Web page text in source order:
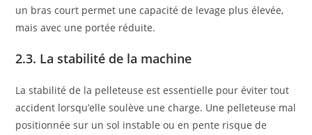
un bras court permet une capacité de levage plus élevée,
mais avec une portée réduite.
2.3. La stabilité de la machine
La stabilité de la pelleteuse est essentielle pour éviter tout
accident lorsqu’elle soulève une charge. Une pelleteuse mal
positionnée sur un sol instable ou en pente risque de